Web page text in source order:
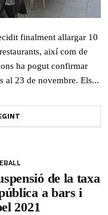
finalment allargar 10
així com de
ha pogut confirmar
al 23 de novembre. Els...
de la taxa
a bars i
2021